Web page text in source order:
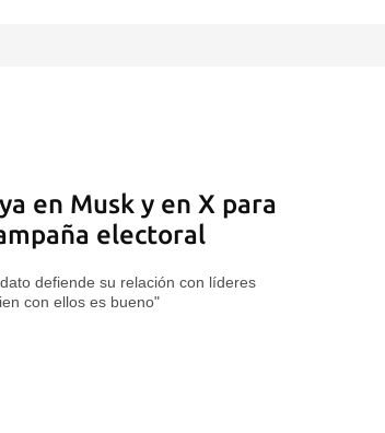
en Musk y en X para
electoral
defiende su relación con líderes
con ellos es bueno"